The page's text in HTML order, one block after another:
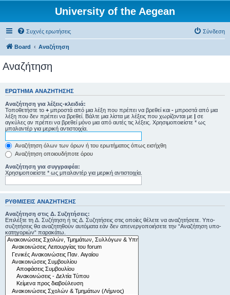
University of the Aegean
Συχνές ερωτήσεις Σύνδεση
Board Αναζήτηση
Αναζήτηση
ΕΡΏΤΗΜΑ ΑΝΑΖΉΤΗΣΗΣ
Αναζήτηση για λέξεις-κλειδιά:
Τοποθετήστε το + μπροστά από μια λέξη που πρέπει να βρεθεί και - μπροστά από μια
λέξη που δεν πρέπει να βρεθεί. Βάλτε μια λίστα με λέξεις που χωρίζονται με | σε
αγκύλες αν πρέπει να βρεθεί μόνο μια από αυτές τις λέξεις. Χρησιμοποιείστε * ως
μπαλαντέρ για μερική αντιστοιχία.
Αναζήτηση όλων των όρων ή του ερωτήματος όπως εισήχθη
Αναζήτηση οποιουδήποτε όρου
Αναζήτηση για συγγραφέα:
Χρησιμοποιείστε * ως μπαλαντέρ για μερική αντιστοιχία.
ΡΥΘΜΊΣΕΙΣ ΑΝΑΖΉΤΗΣΗΣ
Αναζήτηση στις Δ. Συζητήσεις:
Επιλέξτε τη Δ. Συζήτηση ή τις Δ. Συζητήσεις στις οποίες θέλετε να αναζητήσετε. Υπο-
συζητήσεις θα αναζητηθούν αυτόματα εάν δεν απενεργοποιήσετε την “Αναζήτηση υπο-
κατηγοριών“ παρακάτω.